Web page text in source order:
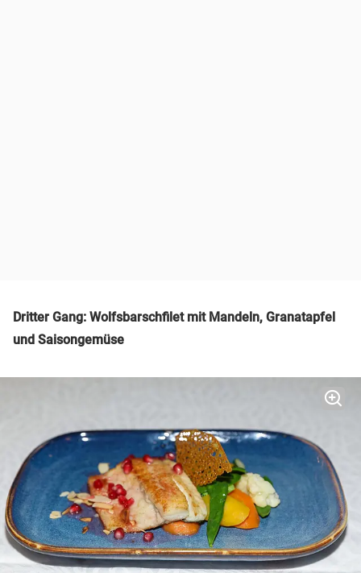
Dritter Gang: Wolfsbarschfilet mit Mandeln, Granatapfel
und Saisongemüse